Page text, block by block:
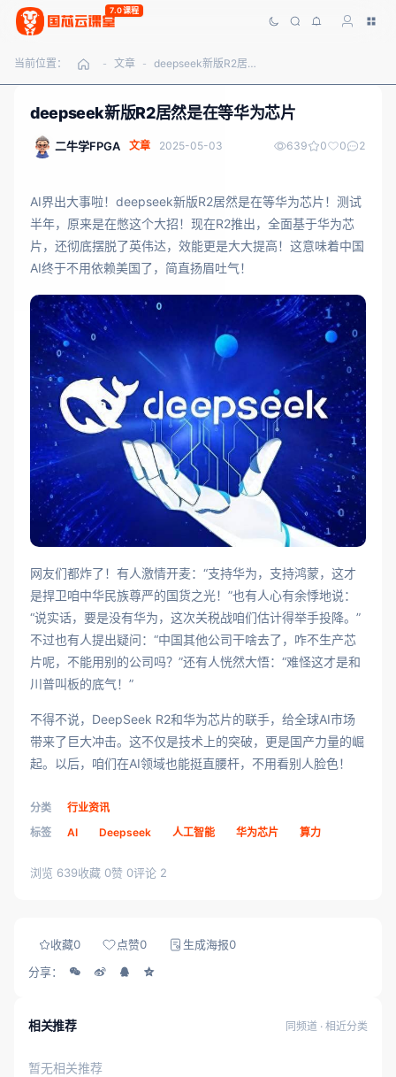
7.0课程
当前位置： - 文章 - deepseek新版R2居然是在等华为芯片
deepseek新版R2居然是在等华为芯片
二牛学FPGA 文章 2025-05-03 639 0 0 2
AI界出大事啦！deepseek新版R2居然是在等华为芯片！测试
半年，原来是在憋这个大招！现在R2推出，全面基于华为芯
片，还彻底摆脱了英伟达，效能更是大大提高！这意味着中国
AI终于不用依赖美国了，简直扬眉吐气！
网友们都炸了！有人激情开麦：“支持华为，支持鸿蒙，这才
是捍卫咱中华民族尊严的国货之光！”也有人心有余悸地说：
“说实话，要是没有华为，这次关税战咱们估计得举手投降。”
不过也有人提出疑问：“中国其他公司干啥去了，咋不生产芯
片呢，不能用别的公司吗？”还有人恍然大悟：“难怪这才是和
川普叫板的底气！”
不得不说，DeepSeek R2和华为芯片的联手，给全球AI市场
带来了巨大冲击。这不仅是技术上的突破，更是国产力量的崛
起。以后，咱们在AI领域也能挺直腰杆，不用看别人脸色！
分类
行业资讯
标签
AI Deepseek 人工智能 华为芯片 算力
浏览 639收藏 0赞 0评论 2
收藏0 点赞0 生成海报0
分享：
相关推荐 同频道 · 相近分类
暂无相关推荐